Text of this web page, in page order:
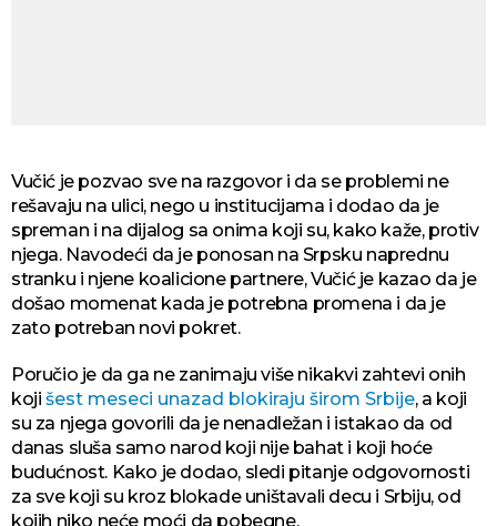
Vučić je pozvao sve na razgovor i da se problemi ne
rešavaju na ulici, nego u institucijama i dodao da je
spreman i na dijalog sa onima koji su, kako kaže, protiv
njega. Navodeći da je ponosan na Srpsku naprednu
stranku i njene koalicione partnere, Vučić je kazao da je
došao momenat kada je potrebna promena i da je
zato potreban novi pokret.
Poručio je da ga ne zanimaju više nikakvi zahtevi onih
kojišest meseci unazad blokiraju širom Srbije, a koji
su za njega govorili da je nenadležan i istakao da od
danas sluša samo narod koji nije bahat i koji hoće
budućnost. Kako je dodao, sledi pitanje odgovornosti
za sve koji su kroz blokade uništavali decu i Srbiju, od
kojih niko neće moći da pobegne.